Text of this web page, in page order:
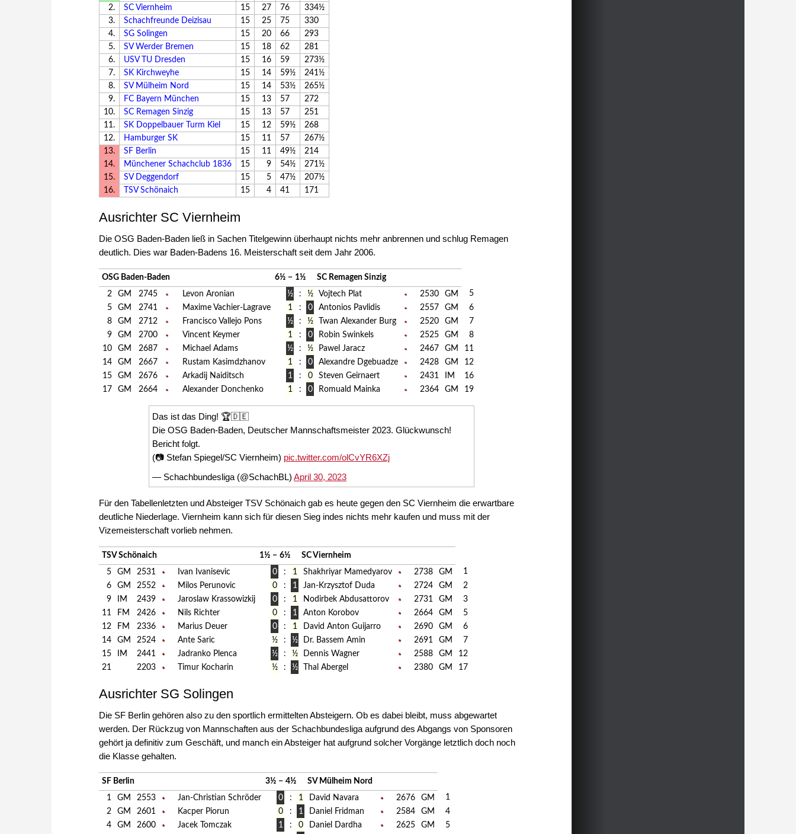
2.
SC Viernheim 15 27 76
334½
3.
Schachfreunde Deizisau 15 25 75
330
4.
SG Solingen 15 20 66
293
5.
SV Werder Bremen 15 18 62
281
6.
USV TU Dresden 15 16 59
273½
7.
SK Kirchweyhe 15 14 59½
241½
8.
SV Mülheim Nord 15 14 53½
265½
9.
FC Bayern München 15 13 57
272
10.
SC Remagen Sinzig 15 13 57
251
11.
SK Doppelbauer Turm Kiel 15 12 59½
268
12.
Hamburger SK 15 11 57
267½
13.
SF Berlin 15 11 49½
214
14.
Münchener Schachclub 1836 15 9 54½
271½
15.
SV Deggendorf 15 5 47½
207½
16.
TSV Schönaich 15 4 41 171
Ausrichter SC Viernheim
Die OSG Baden-Baden ließ in Sachen Titelgewinn überhaupt nichts mehr anbrennen und schlug Remagen
deutlich. Dies war Baden-Badens 16. Meisterschaft seit dem Jahr 2006.
OSG Baden-Baden 6½ − 1½
SC Remagen Sinzig
2
GM 2745 Levon Aronian ½ : ½ Vojtech Plat 2530 GM
5
5
GM 2741 Maxime Vachier-Lagrave 1 : 0 Antonios Pavlidis 2557 GM
6
8
GM 2712 Francisco Vallejo Pons ½ : ½ Twan Alexander Burg 2520 GM
7
9
GM 2700 Vincent Keymer 1 : 0 Robin Swinkels 2525 GM
8
10
GM 2687 Michael Adams ½ : ½ Pawel Jaracz 2467 GM
11
14
GM 2667 Rustam Kasimdzhanov 1 : 0 Alexandre Dgebuadze 2428 GM
12
15
GM 2676 Arkadij Naiditsch 1 : 0 Steven Geirnaert 2431 IM
16
17
GM 2664 Alexander Donchenko 1 : 0 Romuald Mainka 2364 GM 19
Das ist das Ding! 🏆🇩🇪
Die OSG Baden-Baden, Deutscher Mannschaftsmeister 2023. Glückwunsch!
Bericht folgt.
(📷 Stefan Spiegel/SC Viernheim) pic.twitter.com/olCvYR6XZj
— Schachbundesliga (@SchachBL)April 30, 2023
Für den Tabellenletzten und Absteiger TSV Schönaich gab es heute gegen den SC Viernheim die erwartbare
deutliche Niederlage. Viernheim kann sich für diesen Sieg indes nichts mehr kaufen und muss mit der
Vizemeisterschaft vorlieb nehmen.
TSV Schönaich 1½ − 6½
SC Viernheim
5
GM 2531 Ivan Ivanisevic 0 : 1 Shakhriyar Mamedyarov 2738 GM
1
6
GM 2552 Milos Perunovic 0 : 1 Jan-Krzysztof Duda 2724 GM
2
9
IM 2439 Jaroslaw Krassowizkij 0 : 1 Nodirbek Abdusattorov 2731 GM
3
11
FM 2426 Nils Richter 0 : 1 Anton Korobov 2664 GM
5
12
FM 2336 Marius Deuer 0 : 1 David Anton Guijarro 2690 GM
6
14
GM 2524 Ante Saric ½ : ½ Dr. Bassem Amin 2691 GM
7
15
IM 2441 Jadranko Plenca ½ : ½ Dennis Wagner 2588 GM
12
21
2203 Timur Kocharin ½ : ½ Thal Abergel 2380 GM 17
Ausrichter SG Solingen
Die SF Berlin gehören also zu den sportlich ermittelten Absteigern. Ob es dabei bleibt, muss abgewartet
werden. Der Rückzug von Mannschaften aus der Schachbundesliga aufgrund des Abgangs von Sponsoren
gehört ja definitiv zum Geschäft, und manch ein Absteiger hat aufgrund solcher Vorgänge letztlich doch noch
die Klasse gehalten.
SF Berlin 3½ − 4½
SV Mülheim Nord
1
GM 2553 Jan-Christian Schröder 0 : 1 David Navara 2676 GM
1
2
GM 2601 Kacper Piorun 0 : 1 Daniel Fridman 2584 GM
4
4
GM 2600 Jacek Tomczak 1 : 0 Daniel Dardha 2625 GM
5